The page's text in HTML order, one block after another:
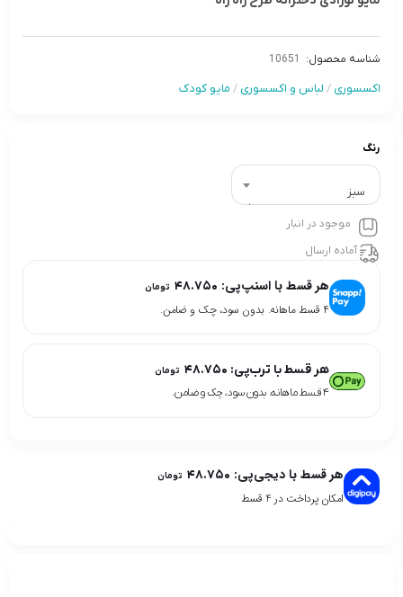
شناسه محصول: 10651
اکسسوری / لباس و اکسسوری / مایو کودک
رنگ
سبز
موجود در انبار
آماده ارسال
هر قسط با اسنپ‌پی: ۴۸.۷۵۰ تومان
۴ قسط ماهانه. بدون سود، چک و ضامن.
هر قسط با ترب‌پی: ۴۸.۷۵۰ تومان
۴ قسط ماهانه. بدون سود، چک و ضامن.
هر قسط با دیجی‌پی: ۴۸.۷۵۰ تومان
امکان پرداخت در 4 قسط